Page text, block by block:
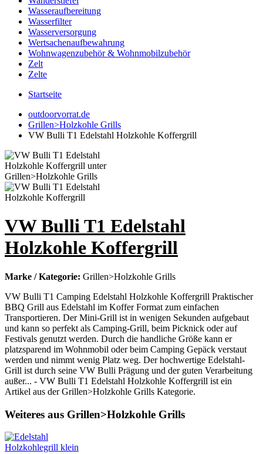
Wasseraufbereitung
Wasserfilter
Wasserversorgung
Wertsachenaufbewahrung
Wohnwagenzubehör & Wohnmobilzubehör
Zelt
Zelte
Startseite
outdoorvorrat.de
Grillen>Holzkohle Grills
VW Bulli T1 Edelstahl Holzkohle Koffergrill
VW Bulli T1 Edelstahl
Holzkohle Koffergrill
Marke / Kategorie: Grillen>Holzkohle Grills
VW Bulli T1 Camping Edelstahl Holzkohle Koffergrill Praktischer
BBQ Grill aus Edelstahl im Koffer Format zum einfachen
Transportieren. Der Mini-Grill ist in wenigen Sekunden aufgebaut
und kann so perfekt als Camping-Grill, beim Picknick oder auf
Festivals genutzt werden. Durch die handliche Größe kann er
platzsparend im Wohnmobil oder beim Camping Gepäck verstaut
werden und nimmt wenig Platz weg. Der hochwertige Edelstahl-
Grill ist durch seine VW Bulli Prägung und der guten Verarbeitung
außer... - VW Bulli T1 Edelstahl Holzkohle Koffergrill ist ein
Artikel aus der Grillen>Holzkohle Grills Kategorie.
Weiteres aus Grillen>Holzkohle Grills